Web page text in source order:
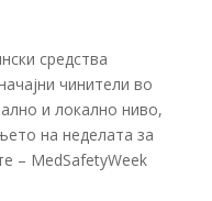
средства
чинители во
и локално ниво,
на неделата за
– MedSafetyWeek